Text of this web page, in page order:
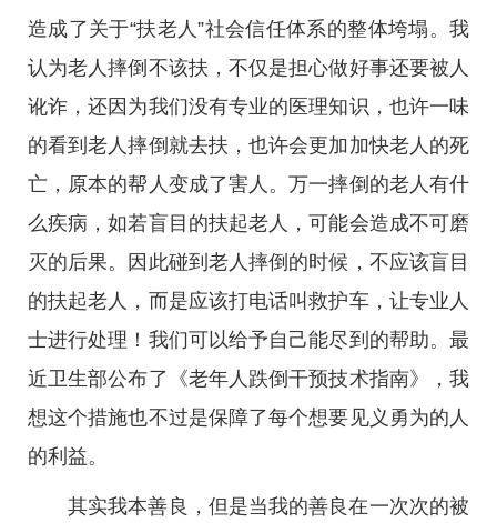
造成了关于“扶老人”社会信任体系的整体垮塌。我
认为老人摔倒不该扶，不仅是担心做好事还要被人
讹诈，还因为我们没有专业的医理知识，也许一味
的看到老人摔倒就去扶，也许会更加加快老人的死
亡，原本的帮人变成了害人。万一摔倒的老人有什
么疾病，如若盲目的扶起老人，可能会造成不可磨
灭的后果。因此碰到老人摔倒的时候，不应该盲目
的扶起老人，而是应该打电话叫救护车，让专业人
士进行处理！我们可以给予自己能尽到的帮助。最
近卫生部公布了《老年人跌倒干预技术指南》，我
想这个措施也不过是保障了每个想要见义勇为的人
的利益。
其实我本善良，但是当我的善良在一次次的被